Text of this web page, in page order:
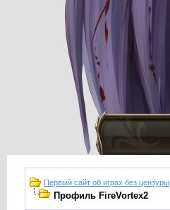
Первый сайт об играх без цензуры
Профиль FireVortex2